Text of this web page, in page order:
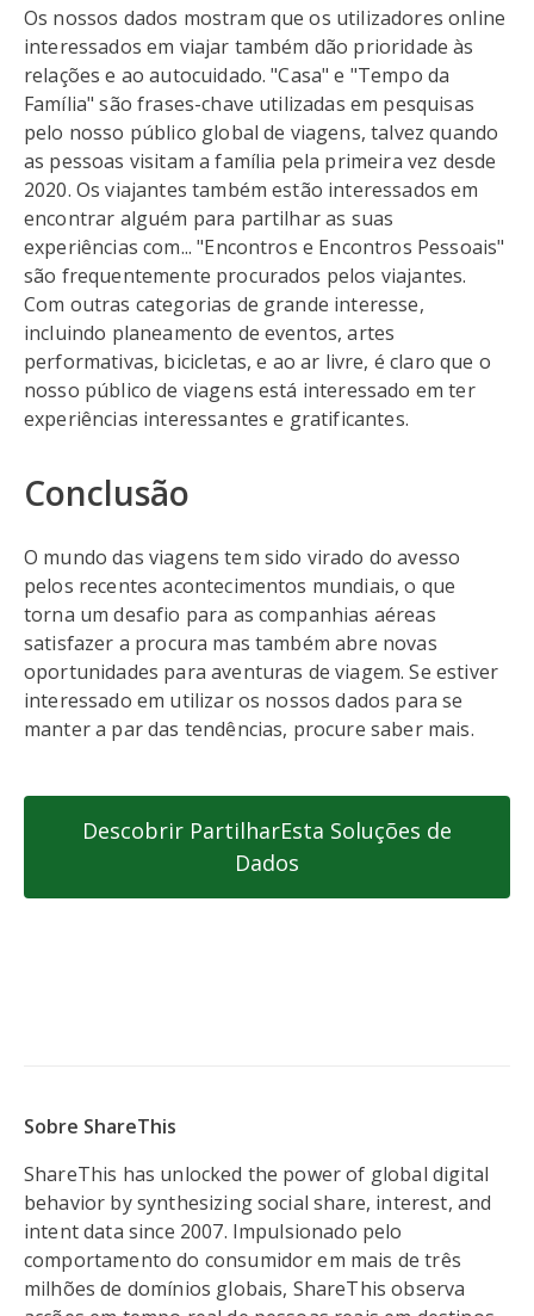
Os nossos dados mostram que os utilizadores online
interessados em viajar também dão prioridade às
relações e ao autocuidado. "Casa" e "Tempo da
Família" são frases-chave utilizadas em pesquisas
pelo nosso público global de viagens, talvez quando
as pessoas visitam a família pela primeira vez desde
2020. Os viajantes também estão interessados em
encontrar alguém para partilhar as suas
experiências com... "Encontros e Encontros Pessoais"
são frequentemente procurados pelos viajantes.
Com outras categorias de grande interesse,
incluindo planeamento de eventos, artes
performativas, bicicletas, e ao ar livre, é claro que o
nosso público de viagens está interessado em ter
experiências interessantes e gratificantes.
Conclusão
O mundo das viagens tem sido virado do avesso
pelos recentes acontecimentos mundiais, o que
torna um desafio para as companhias aéreas
satisfazer a procura mas também abre novas
oportunidades para aventuras de viagem. Se estiver
interessado em utilizar os nossos dados para se
manter a par das tendências, procure saber mais.
Descobrir PartilharEsta Soluções de
Dados
Sobre ShareThis
ShareThis has unlocked the power of global digital
behavior by synthesizing social share, interest, and
intent data since 2007. Impulsionado pelo
comportamento do consumidor em mais de três
milhões de domínios globais, ShareThis observa